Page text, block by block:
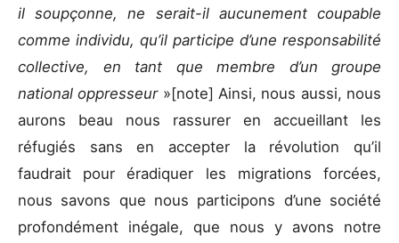
il soupçonne, ne serait-il aucunement coupable
comme individu, qu’il participe d’une responsabilité
collective, en tant que membre d’un groupe
national oppresseur »[note] Ainsi, nous aussi, nous
aurons beau nous rassurer en accueillant les
réfugiés sans en accepter la révolution qu’il
faudrait pour éradiquer les migrations forcées,
nous savons que nous participons d’une société
profondément inégale, que nous y avons notre